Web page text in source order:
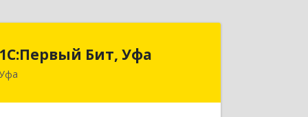
1С:Первый Бит, Уфа
1С:Первый Бит, Уфа